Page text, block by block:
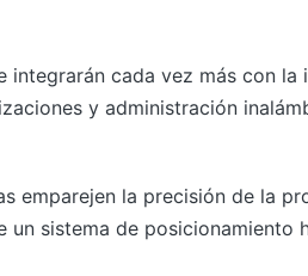
integrarán cada vez más con la
y administración
emparejen la precisión de la
sistema de posicionamiento